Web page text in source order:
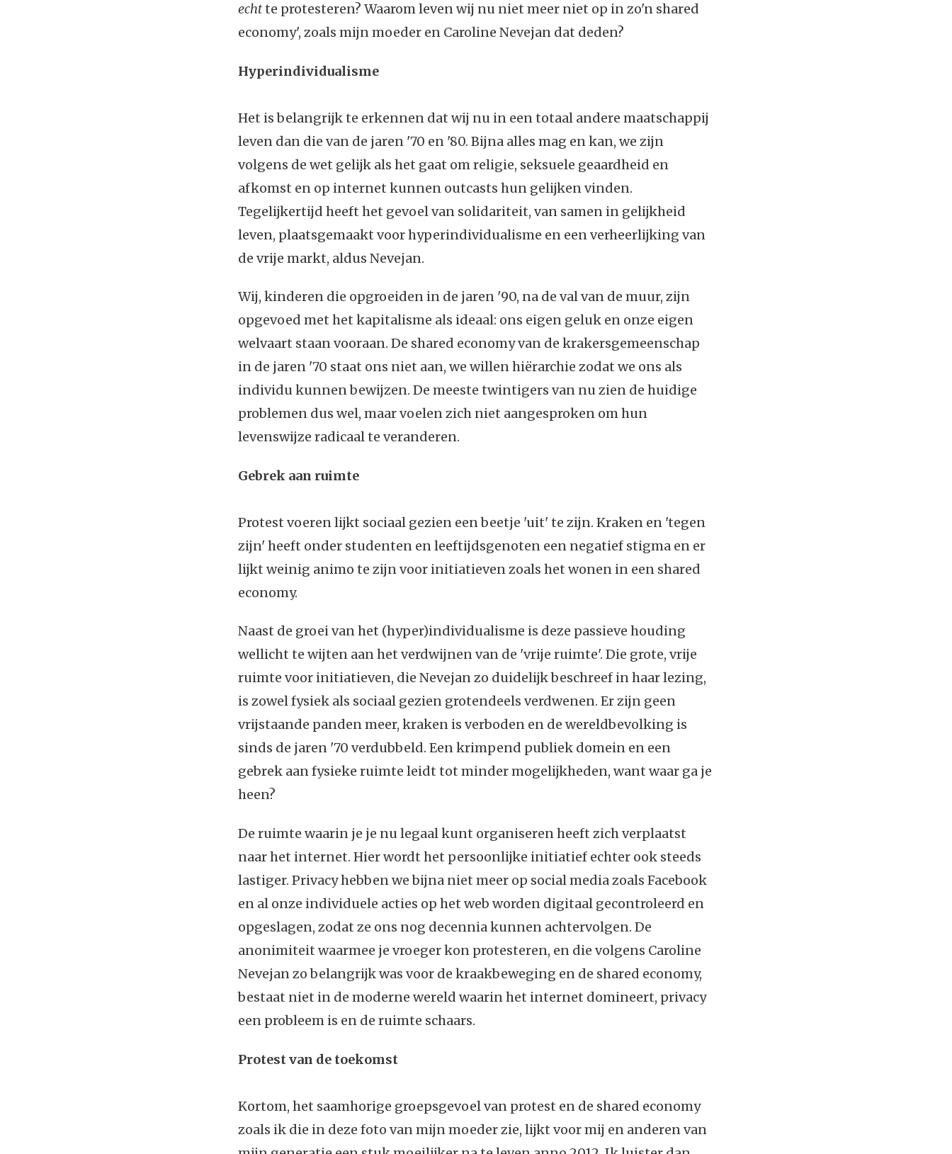
echtte protesteren? Waarom leven wij nu niet meer niet op in zo'n shared
economy', zoals mijn moeder en Caroline Nevejan dat deden?
Hyperindividualisme
Het is belangrijk te erkennen dat wij nu in een totaal andere maatschappij
leven dan die van de jaren '70 en '80. Bijna alles mag en kan, we zijn
volgens de wet gelijk als het gaat om religie, seksuele geaardheid en
afkomst en op internet kunnen outcasts hun gelijken vinden.
Tegelijkertijd heeft het gevoel van solidariteit, van samen in gelijkheid
leven, plaatsgemaakt voor hyperindividualisme en een verheerlijking van
de vrije markt, aldus Nevejan.
Wij, kinderen die opgroeiden in de jaren '90, na de val van de muur, zijn
opgevoed met het kapitalisme als ideaal: ons eigen geluk en onze eigen
welvaart staan vooraan. De shared economy van de krakersgemeenschap
in de jaren '70 staat ons niet aan, we willen hiërarchie zodat we ons als
individu kunnen bewijzen. De meeste twintigers van nu zien de huidige
problemen dus wel, maar voelen zich niet aangesproken om hun
levenswijze radicaal te veranderen.
Gebrek aan ruimte
Protest voeren lijkt sociaal gezien een beetje 'uit' te zijn. Kraken en 'tegen
zijn' heeft onder studenten en leeftijdsgenoten een negatief stigma en er
lijkt weinig animo te zijn voor initiatieven zoals het wonen in een shared
economy.
Naast de groei van het (hyper)individualisme is deze passieve houding
wellicht te wijten aan het verdwijnen van de 'vrije ruimte'. Die grote, vrije
ruimte voor initiatieven, die Nevejan zo duidelijk beschreef in haar lezing,
is zowel fysiek als sociaal gezien grotendeels verdwenen. Er zijn geen
vrijstaande panden meer, kraken is verboden en de wereldbevolking is
sinds de jaren '70 verdubbeld. Een krimpend publiek domein en een
gebrek aan fysieke ruimte leidt tot minder mogelijkheden, want waar ga je
heen?
De ruimte waarin je je nu legaal kunt organiseren heeft zich verplaatst
naar het internet. Hier wordt het persoonlijke initiatief echter ook steeds
lastiger. Privacy hebben we bijna niet meer op social media zoals Facebook
en al onze individuele acties op het web worden digitaal gecontroleerd en
opgeslagen, zodat ze ons nog decennia kunnen achtervolgen. De
anonimiteit waarmee je vroeger kon protesteren, en die volgens Caroline
Nevejan zo belangrijk was voor de kraakbeweging en de shared economy,
bestaat niet in de moderne wereld waarin het internet domineert, privacy
een probleem is en de ruimte schaars.
Protest van de toekomst
Kortom, het saamhorige groepsgevoel van protest en de shared economy
zoals ik die in deze foto van mijn moeder zie, lijkt voor mij en anderen van